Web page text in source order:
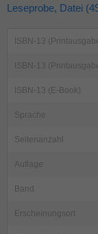
Leseprobe, Datei
ISBN-13
ISBN-13
ISBN-13 (E-Book)
Sprache
Seitenanzahl
Auflage
Band
Erscheinungsort